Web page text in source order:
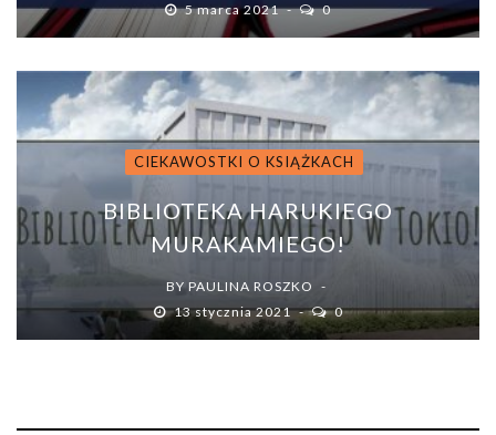
5 marca 2021
0
CIEKAWOSTKI O KSIĄŻKACH
BIBLIOTEKA HARUKIEGO
MURAKAMIEGO!
BY PAULINA ROSZKO
13 stycznia 2021
0